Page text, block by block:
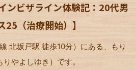
ンビザライン体験記：20代男
（治療開始）】
北坂戸駅 徒歩10分）にある、もり
やよしゆき）です。